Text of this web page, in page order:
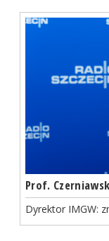
Prof.
Dyrektor IMGW: